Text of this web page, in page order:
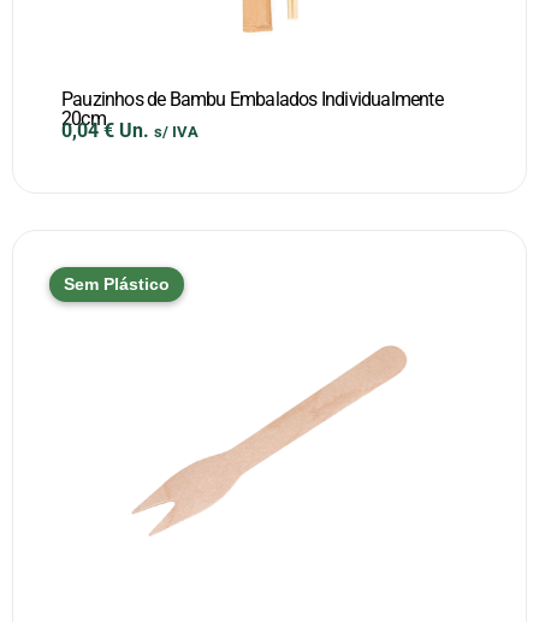
Pauzinhos de Bambu Embalados Individualmente
20cm
0,04€ Un. s/ IVA
Sem Plástico